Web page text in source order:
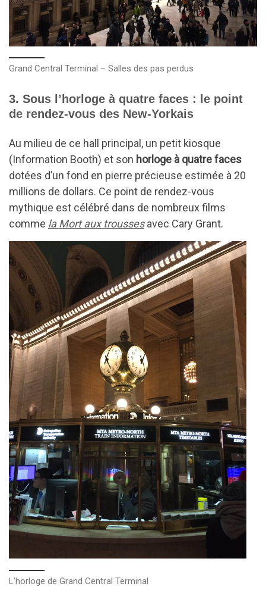
Grand Central Terminal – Salles des pas perdus
3. Sous l’horloge à quatre faces : le point
de rendez-vous des New-Yorkais
Au milieu de ce hall principal, un petit kiosque
(Information Booth) et son horloge à quatre faces
dotées d’un fond en pierre précieuse estimée à 20
millions de dollars. Ce point de rendez-vous
mythique est célébré dans de nombreux films
comme la Mort aux troussesavec Cary Grant.
L’horloge de Grand Central Terminal